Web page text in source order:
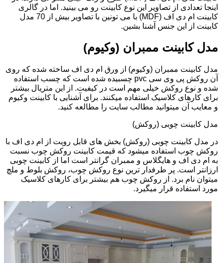
اینجا تعدادی از تصاویر این نوع کابینت رو می بینید. اما در گالری
کابینت ام دی اف (MDF) با می تونین با تصاویر بیش از 70 مدل
کابینت از این جنس آشنا بشین.
مدل کابینت ممبران (وکیوم)
مدل کابینت ممبران (وکیوم) از ورق ام دی اف ساخته شده که روی
آن روکش پی وی سی pvc چسبیده شده است که چسب استفاده
شده و نوع روکش خیلی مهم است در کیفیت. از این متریال بیشتر
برای کارهای کلاسیک استفاده میکنند. برای آشنایی با کابینت وکیوم
و معایب آن میتوانید مطالب سایت را مطالعه کنید.
مدل کابینت چوبی (روکش)
در مدل کابینت چوبی (روکش) بخش های قابل رویت از ام دی اف با
روکش چوب استفاده میشود که قیمت کابینت روکش چوب نسبت
به ام دی اف و هایگلاس و ممبران گرانتر است اما از کابینت چوبی
ارزانتر است. پر طرفدار ترین نوع روکش چوب، روکش بلوط و ملچ
میتوان نام برد. از روکش چوب هم بیشتر برای کارهای کلاسیک
مورد استفاده قرار میگیرد.